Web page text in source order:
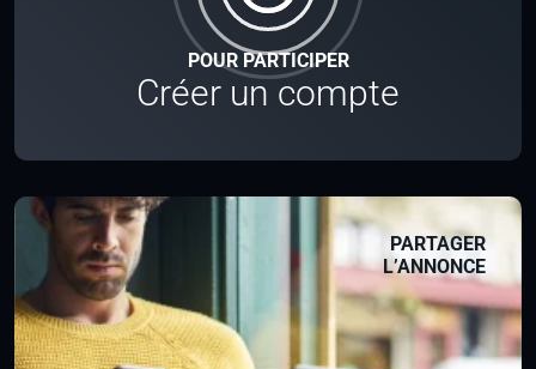
POUR PARTICIPER
Créer un compte
PARTAGER
L’ANNONCE